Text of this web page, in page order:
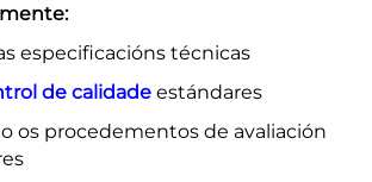
especificacións técnicas
de calidade estándares
os procedementos de avaliación